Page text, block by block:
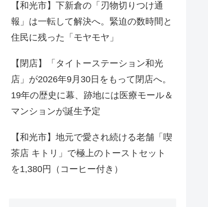
【和光市】下新倉の「刃物切りつけ通
報」は一転して解決へ。緊迫の数時間と
住民に残った「モヤモヤ」
【閉店】「タイトーステーション和光
店」が2026年9月30日をもって閉店へ。
19年の歴史に幕、跡地には医療モール＆
マンションが誕生予定
【和光市】地元で愛され続ける老舗「喫
茶店 キトリ」で極上のトーストセット
を1,380円（コーヒー付き）